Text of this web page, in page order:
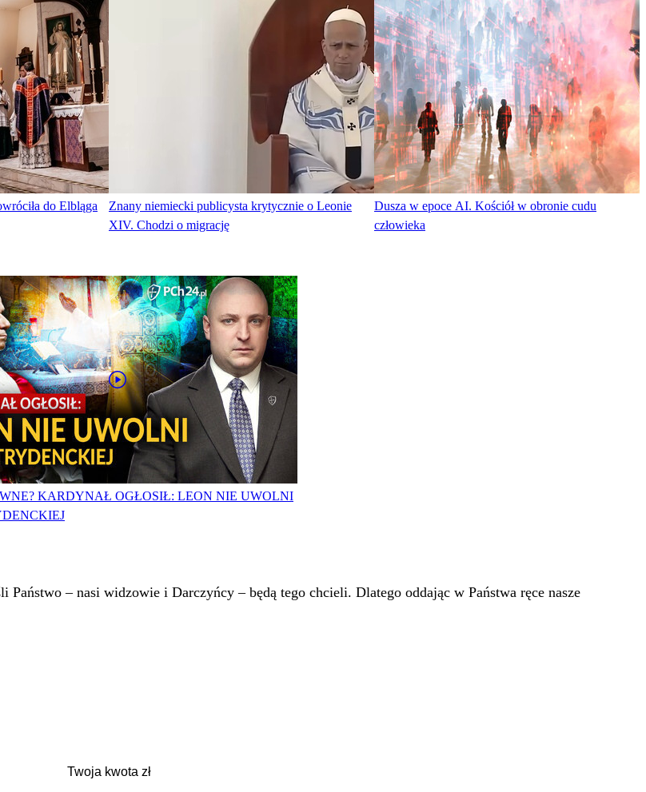
do Elbląga
Znany niemiecki publicysta krytycznie o Leonie
XIV. Chodzi o migrację
Dusza w epoce AI. Kościół w obronie cudu
człowieka
KARDYNAŁ OGŁOSIŁ: LEON NIE UWOLNI
– nasi widzowie i Darczyńcy – będą tego chcieli. Dlatego oddając w Państwa ręce nasze